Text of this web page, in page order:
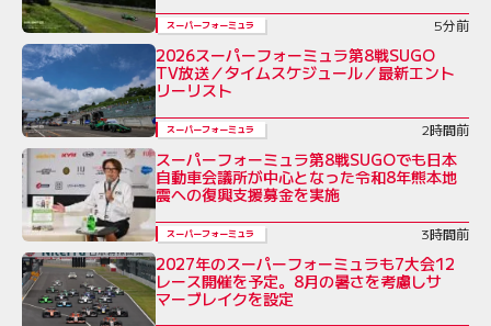
スーパーフォーミュラ 5分前
2026スーパーフォーミュラ第8戦SUGO
TV放送／タイムスケジュール／最新エント
リーリスト
スーパーフォーミュラ 2時間前
スーパーフォーミュラ第8戦SUGOでも日本
自動車会議所が中心となった令和8年熊本地
震への復興支援募金を実施
スーパーフォーミュラ 3時間前
2027年のスーパーフォーミュラも7大会12
レース開催を予定。8月の暑さを考慮しサ
マーブレイクを設定